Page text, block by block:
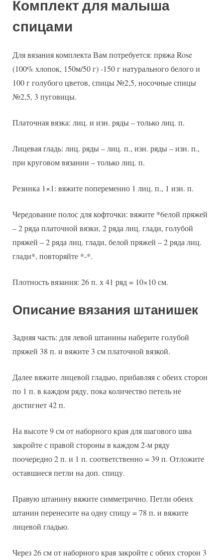
Комплект для малыша
спицами
Для вязания комплекта Вам потребуется: пряжа Rose
(100% хлопок, 150м/50 г) -150 г натурального белого и
100 г голубого цветов, спицы №2,5, носочные спицы
№2,5, 3 пуговицы.
Платочная вязка: лиц. и изн. ряды – только лиц. п.
Лицевая гладь: лиц. ряды – лиц. п., изн. ряды – изн. п.,
при круговом вязании – только лиц. п.
Резинка 1×1: вяжите попеременно 1 лиц. п., 1 изн. п.
Чередование полос для кофточки: вяжите *6елой пряжей
– 2 ряда платочной вязки, 2 ряда лиц. глади, голубой
пряжей – 2 ряда лиц. глади, белой пряжей – 2 ряда лиц.
глади*, повторяйте *-*.
Плотность вязания: 26 п. х 41 ряд = 10×10 см.
Описание вязания штанишек
Задняя часть: для левой штанины наберите голубой
пряжей 38 п. и вяжите 3 см платочной вязкой.
Далее вяжите лицевой гладью, прибавляя с обеих сторон
по 1 п. в каждом ряду, пока количество петель не
достигнет 42 п.
На высоте 9 см от наборного края для шагового шва
закройте с правой стороны в каждом 2-м ряду
поочередно 2 п. и 1 п. соответственно = 39 п. Отложите
оставшиеся петли на доп. спицу.
Правую штанину вяжите симметрично. Петли обеих
штанин перенесите на одну спицу = 78 п. и вяжите
лицевой гладью.
Через 26 см от наборного края закройте с обеих сторон 3